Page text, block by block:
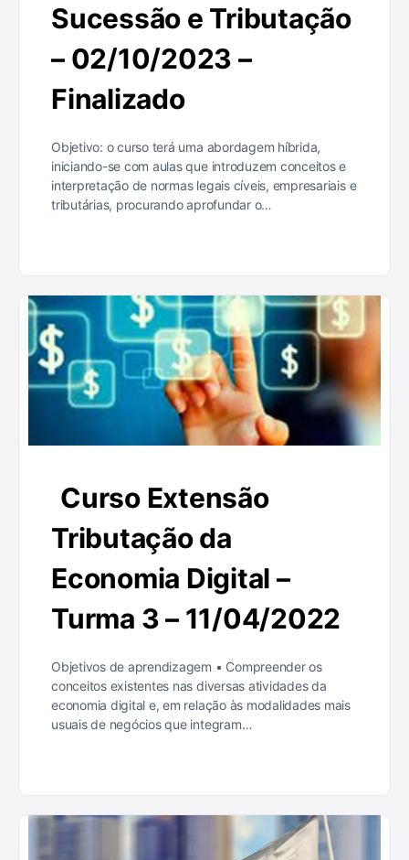
Sucessão e Tributação
– 02/10/2023 –
Finalizado
Objetivo: o curso terá uma abordagem híbrida,
iniciando-se com aulas que introduzem conceitos e
interpretação de normas legais cíveis, empresariais e
tributárias, procurando aprofundar o…
Curso Extensão
Tributação da
Economia Digital –
Turma 3 – 11/04/2022
Objetivos de aprendizagem • Compreender os
conceitos existentes nas diversas atividades da
economia digital e, em relação às modalidades mais
usuais de negócios que integram…